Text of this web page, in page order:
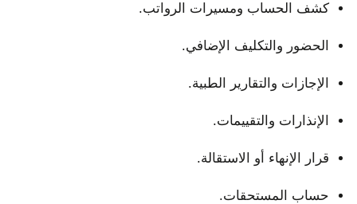
كشف الحساب ومسيرات الرواتب.
الحضور والتكليف الإضافي.
الإجازات والتقارير الطبية.
الإنذارات والتقييمات.
قرار الإنهاء أو الاستقالة.
حساب المستحقات.